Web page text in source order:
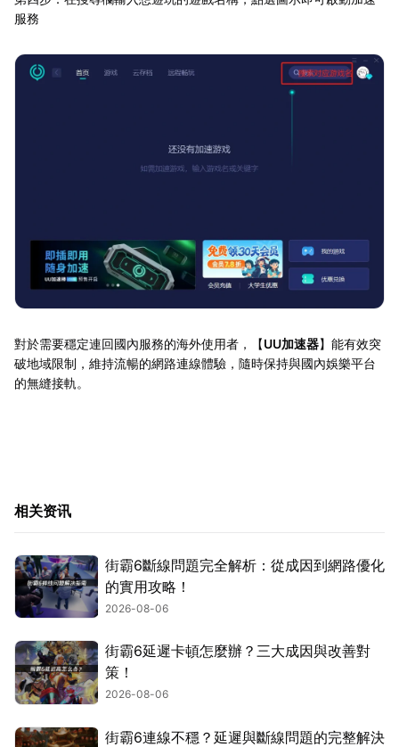
服務
對於需要穩定連回國內服務的海外使用者，【UU加速器】能有效突
破地域限制，維持流暢的網路連線體驗，隨時保持與國內娛樂平台
的無縫接軌。
相关资讯
街霸6斷線問題完全解析：從成因到網路優化
的實用攻略！
2026-08-06
街霸6延遲卡頓怎麼辦？三大成因與改善對
策！
2026-08-06
街霸6連線不穩？延遲與斷線問題的完整解決